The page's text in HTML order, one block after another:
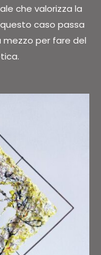
che valorizza la
caso passa
mezzo per fare del